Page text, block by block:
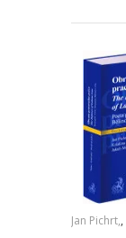
Jan Pichrt,,